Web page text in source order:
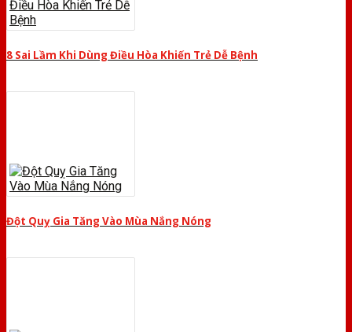
8 Sai Lầm Khi Dùng Điều Hòa Khiến Trẻ Dễ Bệnh
Đột Quỵ Gia Tăng Vào Mùa Nắng Nóng